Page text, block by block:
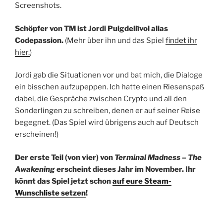
Screenshots.
Schöpfer von TM ist Jordi Puigdellívol alias
Codepassion. (Mehr über ihn und das Spiel findet ihr
hier.)
Jordi gab die Situationen vor und bat mich, die Dialoge
ein bisschen aufzupeppen. Ich hatte einen Riesenspaß
dabei, die Gespräche zwischen Crypto und all den
Sonderlingen zu schreiben, denen er auf seiner Reise
begegnet. (Das Spiel wird übrigens auch auf Deutsch
erscheinen!)
Der erste Teil (von vier) von Terminal Madness – The
Awakeningerscheint dieses Jahr im November. Ihr
könnt das Spiel jetzt schonauf eure Steam-
Wunschliste setzen!